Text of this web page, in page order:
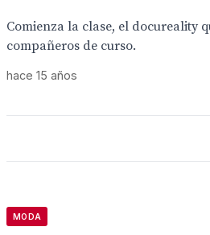
Comienza la clase, el docureality
compañeros de curso.
hace 15 años
MODA